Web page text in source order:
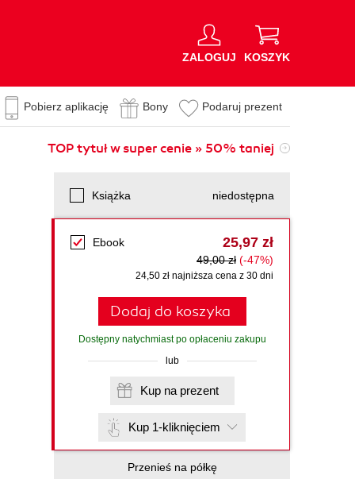
ZALOGUJ KOSZYK
Pobierz aplikację Bony Podaruj prezent
TOP tytuł w super cenie » 50% taniej
Książka niedostępna
Ebook 25,97 zł
49,00 zł (-47%)
24,50 zł najniższa cena z 30 dni
Dodaj do koszyka
Dostępny natychmiast po opłaceniu zakupu
lub
Kup na prezent
Kup 1-kliknięciem
Przenieś na półkę